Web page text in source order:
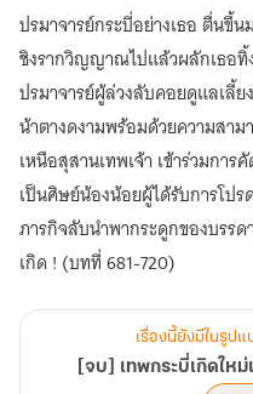
เล่ม
18
ปรมาจารย์กระบี่อย่างเธอ ตื่นขึ้
ชิงรากวิญญาณไปแล้วผลักเธอทิ้
ปรมาจารย์ผู้ล่วงลับคอยดูแลเลี้
น้าตางดงามพร้อมด้วยความสา
เหนือสุสานเทพเจ้า เข้าร่วมกา
เป็นศิษย์น้องน้อยผู้ได้รับการโป
ภารกิจลับนำพากระดูกของบรร
เกิด ! (บทที่ 681-720)
เรื่องนี้ยังมีในรูป
[จบ] เทพกระบี่เกิดให